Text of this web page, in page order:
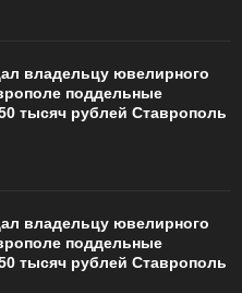
владельцу ювелирного
поддельные
тысяч рублей Ставрополь
владельцу ювелирного
поддельные
тысяч рублей Ставрополь